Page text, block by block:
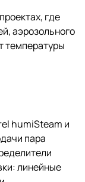
где
аэрозольного
температуры
humiSteam и
пара
линейные